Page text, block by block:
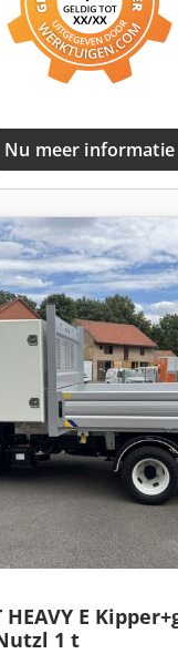
Nu meer informatie
HEAVY E
1 t